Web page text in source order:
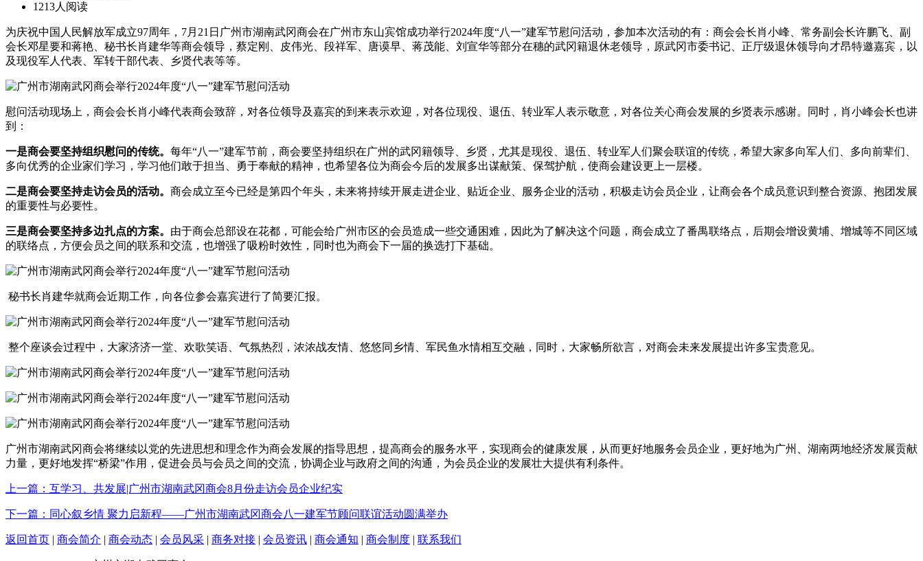
1213人阅读
为庆祝中国人民解放军成立97周年，7月21日广州市湖南武冈商会在广州市东山宾馆成功举行2024年度“八一”建军节慰问活动，参加本次活动的有：商会会长肖小峰、常务副会长许鹏飞、副
会长邓星要和蒋艳、秘书长肖建华等商会领导，蔡定刚、皮伟光、段祥军、唐谟早、蒋茂能、刘宣华等部分在穗的武冈籍退休老领导，原武冈市委书记、正厅级退休领导向才昂特邀嘉宾，以
及现役军人代表、军转干部代表、乡贤代表等等。
慰问活动现场上，商会会长肖小峰代表商会致辞，对各位领导及嘉宾的到来表示欢迎，对各位现役、退伍、转业军人表示敬意，对各位关心商会发展的乡贤表示感谢。同时，肖小峰会长也讲
到：
一是商会要坚持组织慰问的传统。 每年“八一”建军节前，商会要坚持组织在广州的武冈籍领导、乡贤，尤其是现役、退伍、转业军人们聚会联谊的传统，希望大家多向军人们、多向前辈们、
多向优秀的企业家们学习，学习他们敢于担当、勇于奉献的精神，也希望各位为商会今后的发展多出谋献策、保驾护航，使商会建设更上一层楼。
二是商会要坚持走访会员的活动。 商会成立至今已经是第四个年头，未来将持续开展走进企业、贴近企业、服务企业的活动，积极走访会员企业，让商会各个成员意识到整合资源、抱团发展
的重要性与必要性。
三是商会要坚持多边扎点的方案。 由于商会总部设在花都，可能会给广州市区的会员造成一些交通困难，因此为了解决这个问题，商会成立了番禺联络点，后期会增设黄埔、增城等不同区域
的联络点，方便会员之间的联系和交流，也增强了吸粉时效性，同时也为商会下一届的换选打下基础。
秘书长肖建华就商会近期工作，向各位参会嘉宾进行了简要汇报。
整个座谈会过程中，大家济济一堂、欢歌笑语、气氛热烈，浓浓战友情、悠悠同乡情、军民鱼水情相互交融，同时，大家畅所欲言，对商会未来发展提出许多宝贵意见。
广州市湖南武冈商会将继续以党的先进思想和理念作为商会发展的指导思想，提高商会的服务水平，实现商会的健康发展，从而更好地服务会员企业，更好地为广州、湖南两地经济发展贡献
力量，更好地发挥“桥梁”作用，促进会员与会员之间的交流，协调企业与政府之间的沟通，为会员企业的发展壮大提供有利条件。
上一篇：互学习、共发展|广州市湖南武冈商会8月份走访会员企业纪实
下一篇：同心叙乡情 聚力启新程——广州市湖南武冈商会八一建军节顾问联谊活动圆满举办
返回首页 | 商会简介 | 商会动态 | 会员风采 | 商务对接 | 会员资讯 | 商会通知 | 商会制度 | 联系我们